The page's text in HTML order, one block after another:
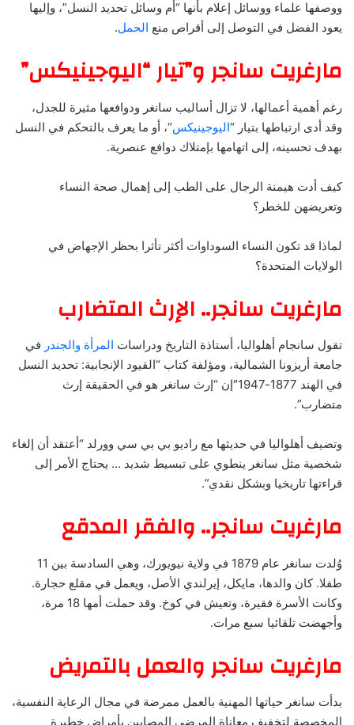
ووصفها علماء ووسائل إعلام بأنها “أم وسائل تحديد النسل”، وإليها
يعود الفضل في التوصل إلى أقراص منع الحمل.
مارغريت سانجر و”تيار “اليوجينيكس”
رغم أهمية أعمالها، لا تزال أساليب سانغر ودوافعها مثيرة للجدل،
وقد أدى ارتباطها بتيار “اليوجينيكس“، أو ما يعرف بالتحكم في النسل
بهدف تحسينه، إلى اتهامها بإمتلاك دوافع عنصرية.
كيف أدت هيمنة الرجال على الطب إلى إهمال صحة النساء
وتعريضهن للخطر؟
لماذا قد تكون النساء السوداوات أكثر تأثرا بحظر الإجهاض في
الولايات المتحدة؟
مارغريت سانجر.. الإرث المتضارب
تقول سانجام أهلواليا، أستاذة التاريخ ودراسات المرأة والجندر في
جامعة أريزونا الشمالية، ومؤلفة كتاب “القيود الإنجابية: تحديد النسل
في الهند 1877-1947″إن “إرث سانغر هو في الحقيقة إرث
متضارب”.
وتضيف أهلواليا في حديثها مع راديو بي بي سي وورلد “أعتقد أن إلغاء
شخصية مثل سانغر ينطوي على تبسيط شديد … يحتاج الأمر إلى
قراءتها تاريخيا وبشكل نقدي”.
مارغريت سانجر.. والفقر المدقع
وُلدت سانغر عام 1879 في ولاية نيويورك، وهي السادسة بين 11
طفلا. كان والدها، مايكل، إيرلندي الأصل، ويعمل في مقلع حجارة.
وكانت الأسرة فقيرة، وتعيش في كوخ. وقد حملت أمها 18 مرة،
وأجهضت تلقائيا سبع مرات.
مارغريت سانجر والعمل بالتمريض
بدأت سانغر حياتها المهنية بالعمل ممرضة في مجال الرعاية النفسية،
المخصصة لتخفيف معاناة المرضى المصابين بأمراض خطيرة